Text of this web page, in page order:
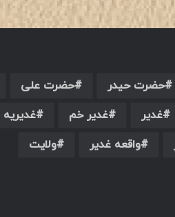
حضرت حیدر حضرت علی
غدیر غدیر خم غدیریه
واقعه غدیر ولایت